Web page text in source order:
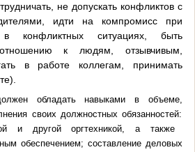
не допускать конфликтов с
идти на компромисс при
конфликтных ситуациях, быть
отношению к людям, отзывчивым,
в работе коллегам, принимать
обладать навыками в объеме,
своих должностных обязанностей:
и другой оргтехникой, а также
обеспечением; составление деловых